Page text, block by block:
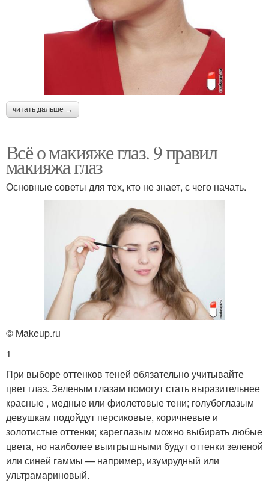
читать дальше →
Всё о макияже глаз. 9 правил
макияжа глаз
Основные советы для тех, кто не знает, с чего начать.
© Makeup.ru
1
При выборе оттенков теней обязательно учитывайте
цвет глаз. Зеленым глазам помогут стать выразительнее
красные , медные или фиолетовые тени; голубоглазым
девушкам подойдут персиковые, коричневые и
золотистые оттенки; кареглазым можно выбирать любые
цвета, но наиболее выигрышными будут оттенки зеленой
или синей гаммы — например, изумрудный или
ультрамариновый.